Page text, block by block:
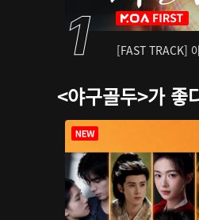
[FAST TRACK]
<야구골두>가 좋